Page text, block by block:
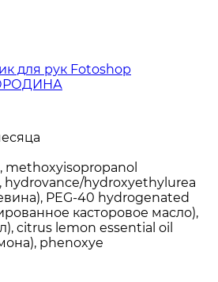
для рук Fotoshop
methoxyisopropanol
hydrovance/hydroxyethylurea
PEG-40 hydrogenated
касторовое масло),
citrus lemon essential oil
phenoxye